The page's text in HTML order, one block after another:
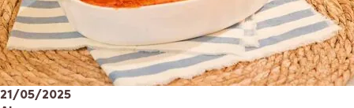
21/05/2025